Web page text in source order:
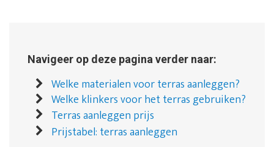
Navigeer op deze pagina verder naar:
Welke materialen voor terras aanleggen?
Welke klinkers voor het terras gebruiken?
Terras aanleggen prijs
Prijstabel: terras aanleggen